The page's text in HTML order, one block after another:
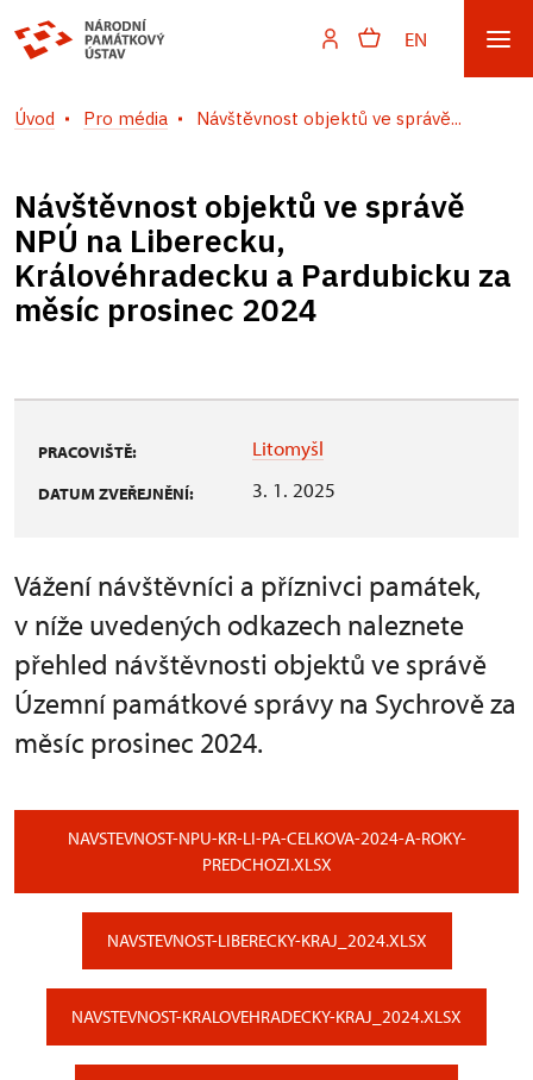
EN
Úvod Pro média Návštěvnost objektů ve správě...
Návštěvnost objektů ve správě
NPÚ na Liberecku,
Královéhradecku a Pardubicku za
měsíc prosinec 2024
PRACOVIŠTĚ: Litomyšl
DATUM ZVEŘEJNĚNÍ: 3. 1. 2025
Vážení návštěvníci a příznivci památek,
v níže uvedených odkazech naleznete
přehled návštěvnosti objektů ve správě
Územní památkové správy na Sychrově za
měsíc prosinec 2024.
NAVSTEVNOST-NPU-KR-LI-PA-CELKOVA-2024-A-ROKY-
PREDCHOZI.XLSX
NAVSTEVNOST-LIBERECKY-KRAJ_2024.XLSX
NAVSTEVNOST-KRALOVEHRADECKY-KRAJ_2024.XLSX